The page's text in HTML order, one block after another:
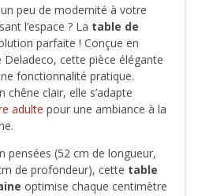
peu de modernité à votre
l’espace ? La table de
parfaite ! Conçue en
cette pièce élégante
fonctionnalité pratique.
chêne clair, elle s’adapte
adulte pour une ambiance à la
pensées (52 cm de longueur,
de profondeur), cette table
optimise chaque centimètre